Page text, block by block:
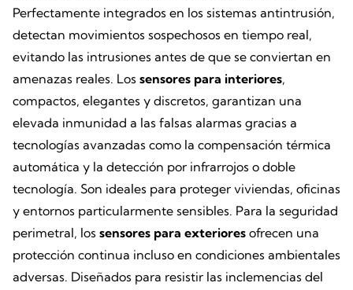
Perfectamente integrados en los sistemas antintrusión,
detectan movimientos sospechosos en tiempo real,
evitando las intrusiones antes de que se conviertan en
amenazas reales. Los sensores para interiores,
compactos, elegantes y discretos, garantizan una
elevada inmunidad a las falsas alarmas gracias a
tecnologías avanzadas como la compensación térmica
automática y la detección por infrarrojos o doble
tecnología. Son ideales para proteger viviendas, oficinas
y entornos particularmente sensibles. Para la seguridad
perimetral, los sensores para exteriores ofrecen una
protección continua incluso en condiciones ambientales
adversas. Diseñados para resistir las inclemencias del